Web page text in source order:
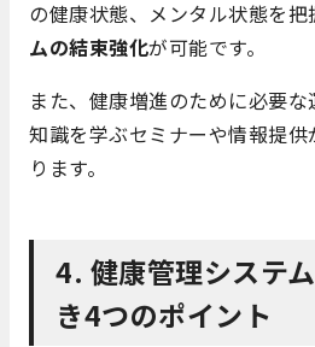
の健康状態、メンタル状態を把
ムの結束強化が可能です。
また、健康増進のために必要
知識を学ぶセミナーや情報提
ります。
4. 健康管理システ
き4つのポイント